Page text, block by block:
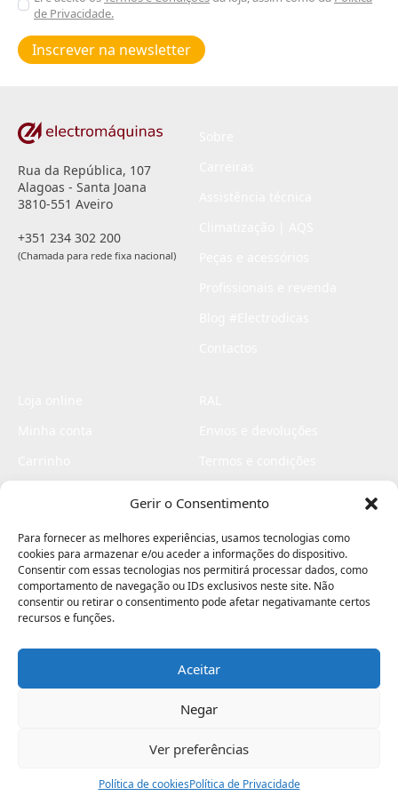
Gerir o Consentimento
Para fornecer as melhores experiências, usamos tecnologias como
cookies para armazenar e/ou aceder a informações do dispositivo.
Consentir com essas tecnologias nos permitirá processar dados, como
comportamento de navegação ou IDs exclusivos neste site. Não
consentir ou retirar o consentimento pode afetar negativamante certos
recursos e funções.
Aceitar
Negar
Ver preferências
Política de cookiesPolítica de Privacidade
Poiticas
de
privacidade
de Privacidade.
Inscrever na newsletter
Rua da República, 107
Alagoas - Santa Joana
3810-551 Aveiro
+351 234 302 200
(Chamada para rede fixa nacional)
Livro de elogios
Electromaquinas ©2026
contágio - agência criativa
Assistência Ajuda Minha Conta